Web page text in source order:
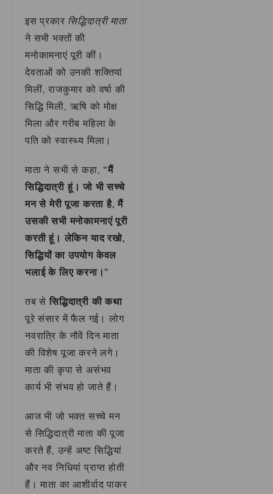
इस प्रकार सिद्धिदात्री माता
ने सभी भक्तों की
मनोकामनाएं पूरी कीं।
देवताओं को उनकी शक्तियां
मिलीं, राजकुमार को वर्षा की
सिद्धि मिली, ऋषि को मोक्ष
मिला और गरीब महिला के
पति को स्वास्थ्य मिला।
माता ने सभी से कहा, “मैं
सिद्धिदात्री हूं। जो भी सच्चे
मन से मेरी पूजा करता है, मैं
उसकी सभी मनोकामनाएं पूरी
करती हूं। लेकिन याद रखो,
सिद्धियों का उपयोग केवल
भलाई के लिए करना।”
तब से सिद्धिदात्री की कथा
पूरे संसार में फैल गई। लोग
नवरात्रि के नौवें दिन माता
की विशेष पूजा करने लगे।
माता की कृपा से असंभव
कार्य भी संभव हो जाते हैं।
आज भी जो भक्त सच्चे मन
से सिद्धिदात्री माता की पूजा
करते हैं, उन्हें अष्ट सिद्धियां
और नव निधियां प्राप्त होती
हैं। माता का आशीर्वाद पाकर